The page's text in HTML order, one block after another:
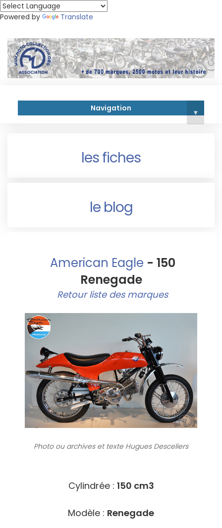
Powered by Translate
Navigation ▾
les fiches
le blog
American Eagle - 150
Renegade
Retour liste des marques
Photo ou archiveset texte Hugues Desceliers
Cylindrée : 150 cm3
Modèle : Renegade